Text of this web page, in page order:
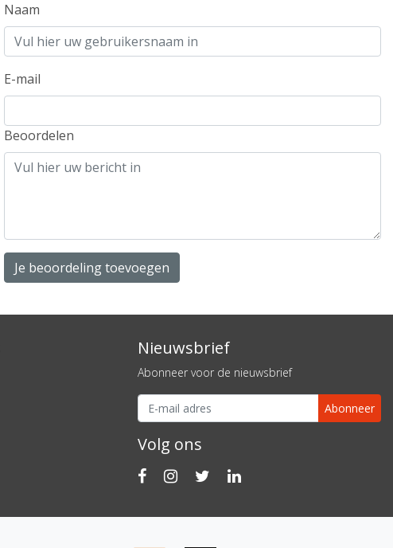
Naam
E-mail
Beoordelen
Je beoordeling toevoegen
Nieuwsbrief
Abonneer voor de nieuwsbrief
Abonneer
Volg ons